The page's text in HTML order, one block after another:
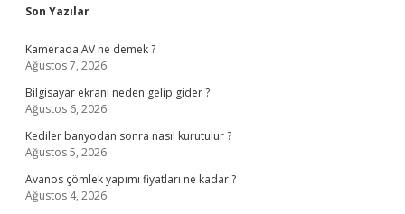
Sidebar
Son Yazılar
Kamerada AV ne demek ?
Ağustos 7, 2026
Bilgisayar ekranı neden gelip gider ?
Ağustos 6, 2026
Kediler banyodan sonra nasıl kurutulur ?
Ağustos 5, 2026
Avanos çömlek yapımı fiyatları ne kadar ?
Ağustos 4, 2026